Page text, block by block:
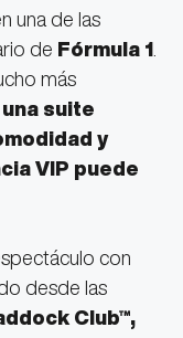
una de las
de Fórmula 1
más
suite
y
VIP puede
con
desde las
Club™,